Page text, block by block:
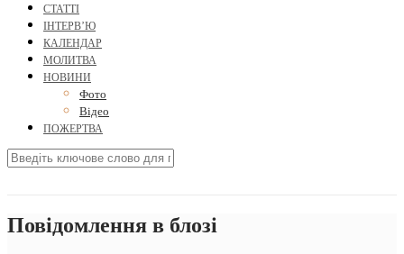
СТАТТІ
ІНТЕРВ’Ю
КАЛЕНДАР
МОЛИТВА
НОВИНИ
Фото
Відео
ПОЖЕРТВА
Повідомлення в блозі